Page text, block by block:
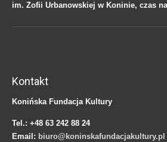
im. Zofii Urbanowskiej w Koninie, czas
Kontakt
Konińska Fundacja Kultury
Tel.: +48 63 242 88 24
Email: biuro@koninskafundacjakultury.pl